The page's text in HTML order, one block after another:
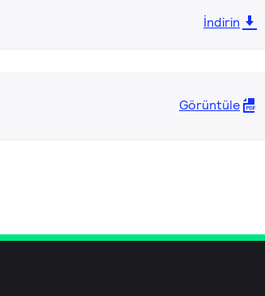
İndirin
Görüntüle